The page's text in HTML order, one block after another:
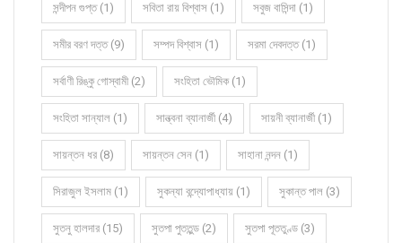
সন্দীপন গুপ্ত (1) সবিতা রায় বিশ্বাস (1) সবুজ বাসিন্দা (1)
সমীর বরণ দত্ত (9) সম্পদ বিশ্বাস (1) সরমা দেবদত্ত (1)
সর্বাণী রিঙ্কু গোস্বামী (2) সংহিতা ভৌমিক (1)
সংহিতা সান্যাল (1) সান্ত্বনা ব্যানার্জী (4) সায়নী ব্যানার্জী (1)
সায়ন্তন ধর (8) সায়ন্তন সেন (1) সাহানা নন্দন (1)
সিরাজুল ইসলাম (1) সুকন্যা বন্দ্যোপাধ্যায় (1) সুকান্ত পাল (3)
সুতনু হালদার (15) সুতপা পুততুন্ড (2) সুতপা পূততুণ্ড (3)